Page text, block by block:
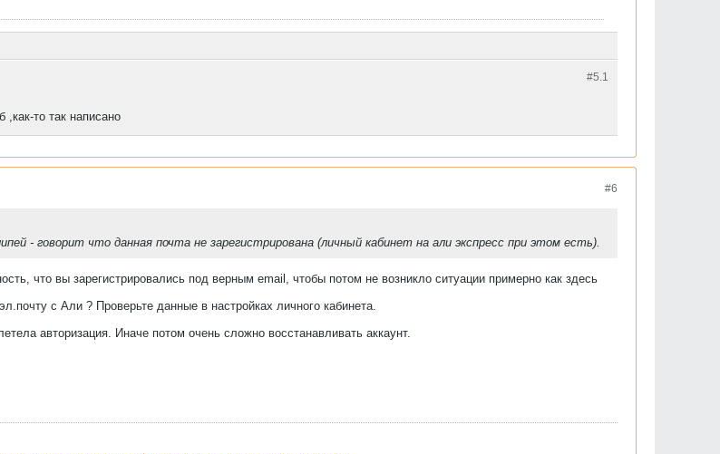
#5.1
то так написано
#6
- говорит что данная почта не зарегистрирована (личный кабинет на али экспресс при этом есть).
что вы зарегистрировались под верным email, чтобы потом не возникло ситуации примерно как здесь
с Али ? Проверьте данные в настройках личного кабинета.
авторизация. Иначе потом очень сложно восстанавливать аккаунт.